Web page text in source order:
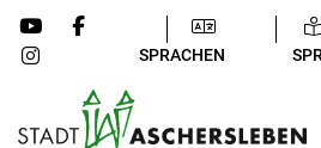
SPRACHEN